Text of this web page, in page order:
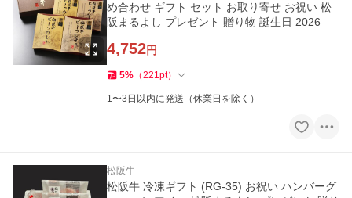
め合わせ ギフト セット お取り寄せ お祝い 松
阪まるよし プレゼント 贈り物 誕生日 2026
4,752円
5% （221pt）
1〜3日以内に発送（休業日を除く）
松阪牛
松阪牛 冷凍ギフト (RG-35) お祝い ハンバーグ